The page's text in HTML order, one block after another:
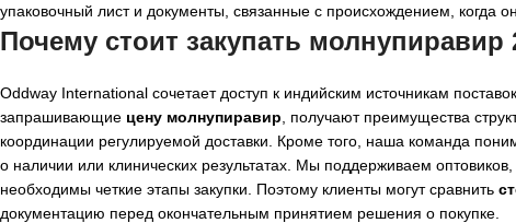
упаковочный лист и документы, связанные с происхождением, когда
Почему стоит закупать
Oddway International сочетает доступ к индийским источникам
запрашивающие цену молнупиравир , получают преимущества
координации регулируемой доставки. Кроме того, наша команда
о наличии или клинических результатах. Мы поддерживаем
необходимы четкие этапы закупки. Поэтому клиенты могут сравнить
документацию перед окончательным принятием решения о покупке.